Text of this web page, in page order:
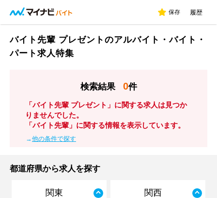
保存 履歴
バイト先輩 プレゼントのアルバイト・バイト・
パート求人特集
検索結果 0件
「バイト先輩 プレゼント」に関する求人は見つか
りませんでした。
「バイト先輩」に関する情報を表示しています。
→他の条件で探す
都道府県から求人を探す
関東 関西